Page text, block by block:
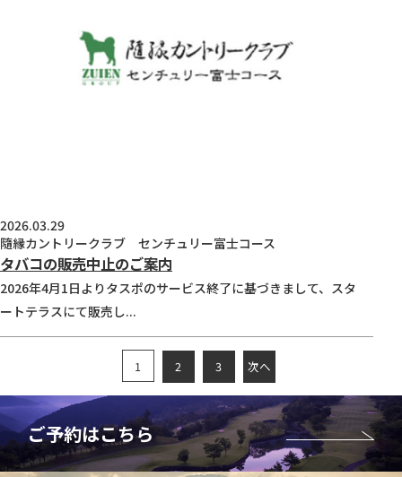
2026.03.29
隨縁カントリークラブ センチュリー富士コース
タバコの販売中止のご案内
2026年4月1日よりタスポのサービス終了に基づきまして、スタ
ートテラスにて販売し...
1 2 3 次へ